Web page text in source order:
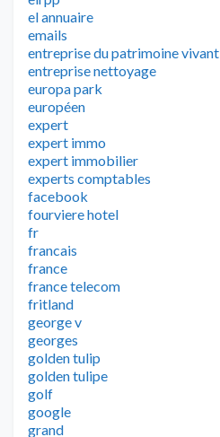
el annuaire
emails
entreprise du patrimoine vivant
entreprise nettoyage
europa park
européen
expert
expert immo
expert immobilier
experts comptables
facebook
fourviere hotel
fr
francais
france
france telecom
fritland
george v
georges
golden tulip
golden tulipe
golf
google
grand